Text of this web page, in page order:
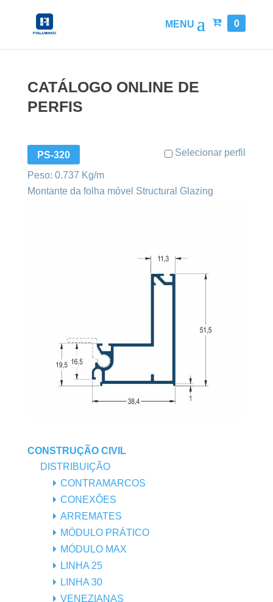
0
CATÁLOGO ONLINE DE
PERFIS
PS-320 Selecionar perfil
Peso: 0.737 Kg/m
Montante da folha móvel Structural Glazing
CONSTRUÇÃO CIVIL
DISTRIBUIÇÃO
CONTRAMARCOS
CONEXÕES
ARREMATES
MÓDULO PRÁTICO
MÓDULO MAX
LINHA 25
LINHA 30
VENEZIANAS